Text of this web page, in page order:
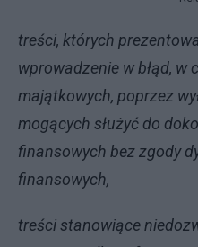
treści, których
wprowadzenie w błąd, w
majątkowych, poprzez
mogących służyć do
finansowych bez zgody
finansowych,
treści stanowiące